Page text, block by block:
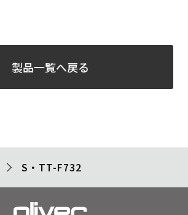
製品一覧へ戻る
S・TT-F732